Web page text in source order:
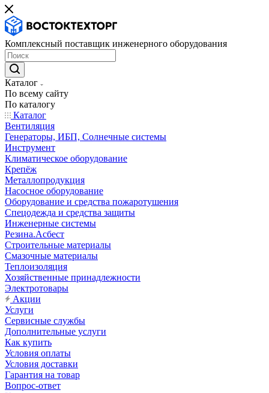
Комплексный поставщик инженерного оборудования
Каталог
По всему сайту
По каталогу
Каталог
Вентиляция
Генераторы, ИБП, Солнечные системы
Инструмент
Климатическое оборудование
Крепёж
Металлопродукция
Насосное оборудование
Оборудование и средства пожаротушения
Спецодежда и средства защиты
Инженерные системы
Резина.Асбест
Строительные материалы
Смазочные материалы
Теплоизоляция
Хозяйственные принадлежности
Электротовары
Акции
Услуги
Сервисные службы
Дополнительные услуги
Как купить
Условия оплаты
Условия доставки
Гарантия на товар
Вопрос-ответ